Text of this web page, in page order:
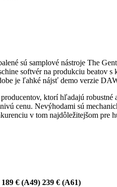
sú samplové nástroje The
softvér na produkciu beatov
je ľahké nájsť demo verzie
ktorí hľadajú
cenu. Nevýhodami sú
v tom najdôležitejšom pre
€ (A49) 239 € (A61)